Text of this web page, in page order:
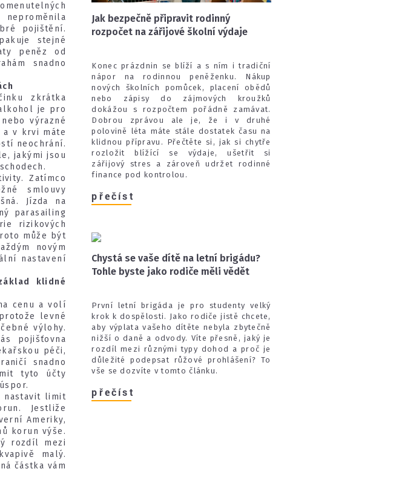
pojištění.
stejné
peněz od
snadno
zkrátka
je pro
výrazné
a v krvi máte
neochrání.
jakými jsou
Zatímco
smlouvy
Jízda na
parasailing
rizikových
může být
novým
nastavení
klidné
cenu a volí
levné
výlohy.
pojišťovna
péči,
snadno
tyto účty
nastavit limit
Jestliže
Ameriky,
korun výše.
rozdíl mezi
malý.
částka vám
Jak bezpečně připravit rodinný
rozpočet na zářijové školní výdaje
Konec prázdnin se blíží a s ním i tradiční
nápor na rodinnou peněženku. Nákup
nových školních pomůcek, placení obědů
nebo zápisy do zájmových kroužků
dokážou s rozpočtem pořádně zamávat.
Dobrou zprávou ale je, že i v druhé
polovině léta máte stále dostatek času na
klidnou přípravu. Přečtěte si, jak si chytře
rozložit blížící se výdaje, ušetřit si
zářijový stres a zároveň udržet rodinné
finance pod kontrolou.
přečíst
Chystá se vaše dítě na letní brigádu?
Tohle byste jako rodiče měli vědět
První letní brigáda je pro studenty velký
krok k dospělosti. Jako rodiče jistě chcete,
aby výplata vašeho dítěte nebyla zbytečně
nižší o daně a odvody. Víte přesně, jaký je
rozdíl mezi různými typy dohod a proč je
důležité podepsat růžové prohlášení? To
vše se dozvíte v tomto článku.
přečíst